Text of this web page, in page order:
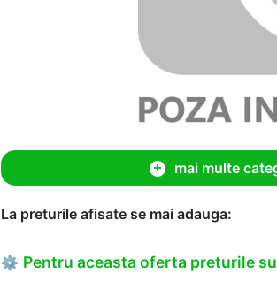
mai multe
La preturile afisate se mai adauga:
⚙ Pentru aceasta oferta preturile